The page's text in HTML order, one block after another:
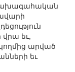
վրա եւ,
արված
եւ